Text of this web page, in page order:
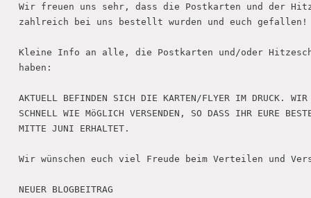
Wir freuen uns sehr, dass die Postkarten und der
zahlreich bei uns bestellt wurden und euch gefallen!
Kleine Info an alle, die Postkarten und/oder
haben:
AKTUELL BEFINDEN SICH DIE KARTEN/FLYER IM DRUCK. WIR
SCHNELL WIE MöGLICH VERSENDEN, SO DASS IHR EURE
MITTE JUNI ERHALTET.
Wir wünschen euch viel Freude beim Verteilen und
NEUER BLOGBEITRAG